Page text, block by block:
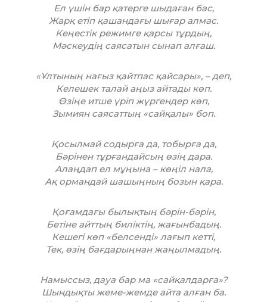
Ел үшін бар қатерге шыдаған бас,
Жарқ етіп қашандағы шығар алмас.
Кеңестік режимге қарсы тұрдың,
Мәскеудің саясатын сынап алғаш.
«Ұлтының нағыз қайтпас қайсары», – деп,
Келешек талай аңыз айтады көп.
Өзіңе итше үріп жүргендер көп,
Зымиян саясаттың «сайқалы» боп.
Қосылмай содырға да, тобырға да,
Бәрінен тұрғандайсың өзің дара.
Алаңдап ел мұңына – көңіл нала,
Ақ ормандай шашыңның бозын қара.
Қоғамдағы былықтың бәрін-бәрін,
Бетіне айттың биліктің, жағынбадың.
Кешегі көп «белсенді» лағып кетті,
Тек, өзің бағдарыңнан жаңылмадың.
Намыссыз, дауа бар ма «сайқалдарға»?
Шындықты жеме-жемде айта алған ба.